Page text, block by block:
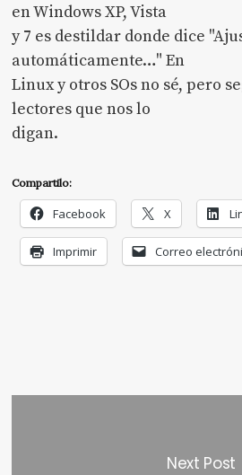
en Windows XP, Vista
y 7 es destildar donde dice
automáticamente…" En
Linux y otros SOs no sé, pero
lectores que nos lo
digan.
Compartilo:
Facebook X
Imprimir Correo
Next Post